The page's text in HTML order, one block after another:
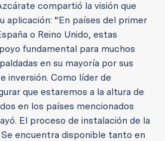
compartió la visión que
aplicación: “En países del primer
o Reino Unido, estas
fundamental para muchos
en su mayoría por sus
inversión. Como líder de
que estaremos a la altura de
en los países mencionados
El proceso de instalación de la
encuentra disponible tanto en